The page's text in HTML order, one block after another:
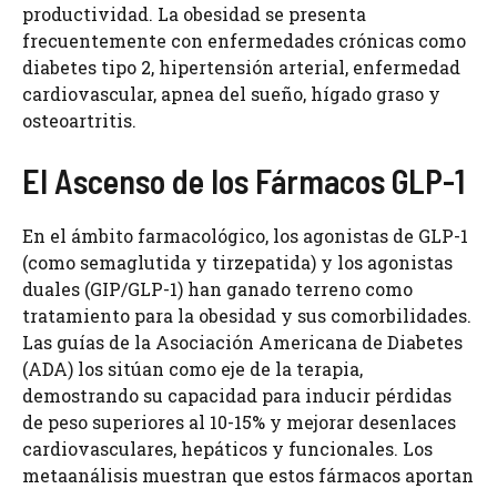
productividad. La obesidad se presenta
frecuentemente con enfermedades crónicas como
diabetes tipo 2, hipertensión arterial, enfermedad
cardiovascular, apnea del sueño, hígado graso y
osteoartritis.
El Ascenso de los Fármacos GLP-1
En el ámbito farmacológico, los agonistas de GLP-1
(como semaglutida y tirzepatida) y los agonistas
duales (GIP/GLP-1) han ganado terreno como
tratamiento para la obesidad y sus comorbilidades.
Las guías de la Asociación Americana de Diabetes
(ADA) los sitúan como eje de la terapia,
demostrando su capacidad para inducir pérdidas
de peso superiores al 10-15% y mejorar desenlaces
cardiovasculares, hepáticos y funcionales. Los
metaanálisis muestran que estos fármacos aportan